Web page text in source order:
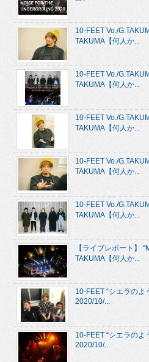
10-FEET Vo./
TAKUMA【何人か...
10-FEET Vo./
TAKUMA【何人か...
10-FEET Vo./
TAKUMA【何人か...
10-FEET Vo./
TAKUMA【何人か...
10-FEET Vo./
TAKUMA【何人か...
【ライブレポート】
TAKUMA【何人か...
10-FEET “シエラのよ
2020/10/...
10-FEET “シエラのよ
2020/10/...